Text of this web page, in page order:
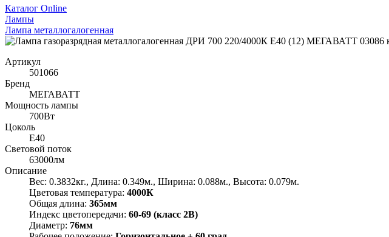
Каталог Online
Лампы
Лампа металлогалогенная
Артикул
501066
Бренд
МЕГАВАТТ
Мощность лампы
700Вт
Цоколь
E40
Световой поток
63000лм
Описание
Вес: 0.3832кг., Длина: 0.349м., Ширина: 0.088м., Высота: 0.079м.
Цветовая температура: 4000К
Общая длина: 365мм
Индекс цветопередачи: 60-69 (класс 2В)
Диаметр: 76мм